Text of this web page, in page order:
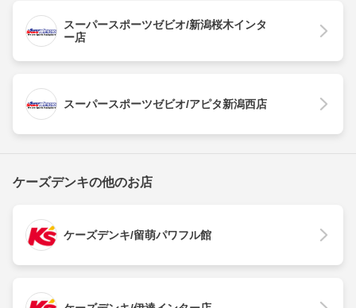
スーパースポーツゼビオ/新潟桜木インタ
ー店
スーパースポーツゼビオ/アピタ新潟西店
ケーズデンキの他のお店
ケーズデンキ/留萌パワフル館